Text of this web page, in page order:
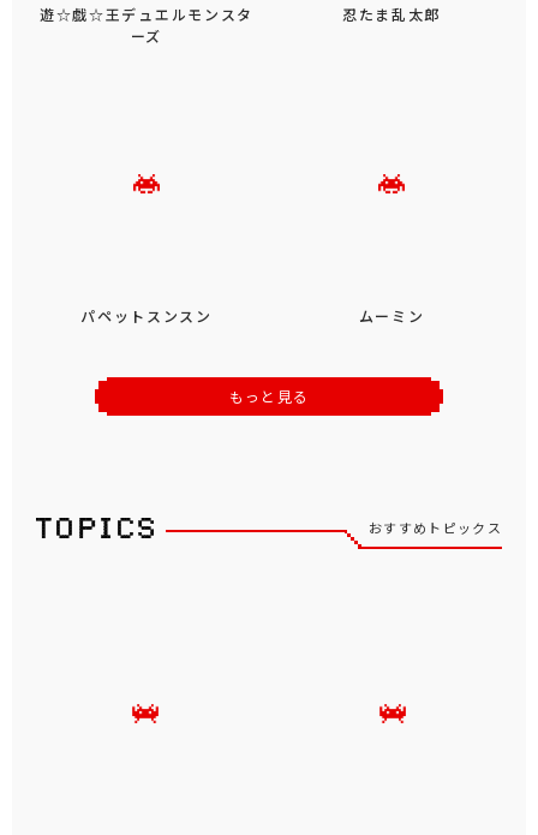
遊☆戯☆王デュエルモンスタ
ーズ
忍たま乱太郎
パペットスンスン ムーミン
もっと見る
おすすめトピックス